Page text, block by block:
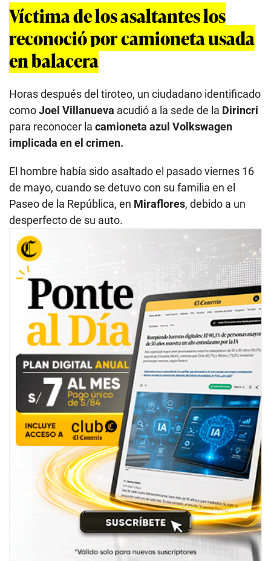
Víctima de los asaltantes los
reconoció por camioneta usada
en balacera
Horas después del tiroteo, un ciudadano identificado
comoJoel Villanueva acudió a la sede de la Dirincri
para reconocer la camioneta azul Volkswagen
implicada en el crimen.
El hombre había sido asaltado el pasado viernes 16
de mayo, cuando se detuvo con su familia en el
Paseo de la República, en Miraflores, debido a un
desperfecto de su auto.